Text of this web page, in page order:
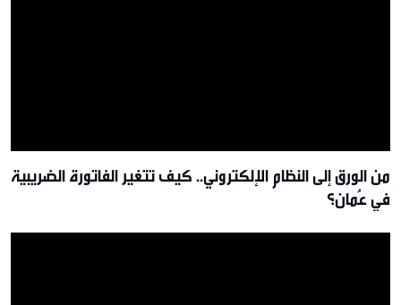
من الورق إلى النظام الإلكتروني.. كيف تتغير الفاتورة الضريبية
في عُمان؟